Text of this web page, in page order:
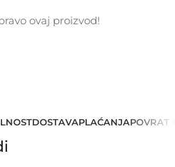
ovaj proizvod!
DOSTAVAPLAĆANJAPOVRAT